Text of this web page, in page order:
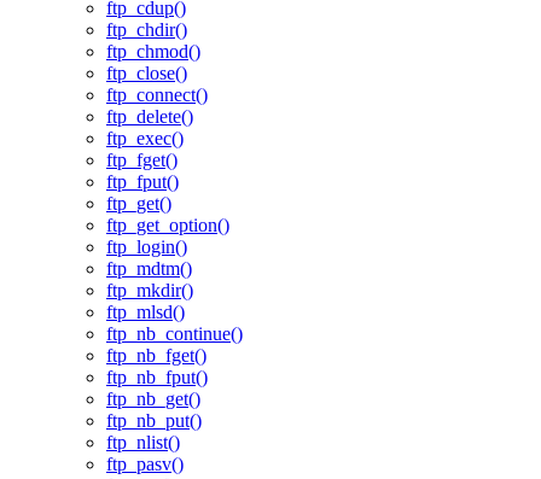
ftp_cdup()
ftp_chdir()
ftp_chmod()
ftp_close()
ftp_connect()
ftp_delete()
ftp_exec()
ftp_fget()
ftp_fput()
ftp_get()
ftp_get_option()
ftp_login()
ftp_mdtm()
ftp_mkdir()
ftp_mlsd()
ftp_nb_continue()
ftp_nb_fget()
ftp_nb_fput()
ftp_nb_get()
ftp_nb_put()
ftp_nlist()
ftp_pasv()